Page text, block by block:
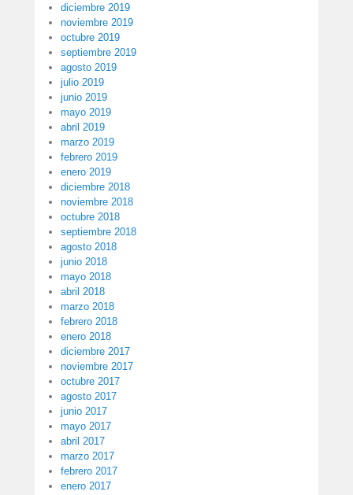
diciembre 2019
noviembre 2019
octubre 2019
septiembre 2019
agosto 2019
julio 2019
junio 2019
mayo 2019
abril 2019
marzo 2019
febrero 2019
enero 2019
diciembre 2018
noviembre 2018
octubre 2018
septiembre 2018
agosto 2018
junio 2018
mayo 2018
abril 2018
marzo 2018
febrero 2018
enero 2018
diciembre 2017
noviembre 2017
octubre 2017
agosto 2017
junio 2017
mayo 2017
abril 2017
marzo 2017
febrero 2017
enero 2017